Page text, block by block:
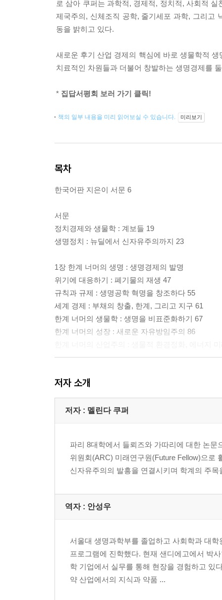
로 삼아 쿠퍼는 과학적, 경제적, 정치적, 사회적
제국주의, 신체조직 공학, 줄기세포 과학, 그리고
동을 밝히고 있다.
새로운 후기 산업 경제의 핵심에 바로 생물학적
치료적인 차원들과 더불어 창발하는 생명경제를
* 집답서평회 보러 가기 클릭!
책의 일부 내용을 미리 읽어보실 수 있습니다. 미리보기
목차
한국어판 지은이 서문 6
서문
정치경제와 생물학 : 계보들 19
생명정치 : 뉴딜에서 신자유주의까지 23
1장 한계 너머의 생명 : 생명경제의 발명
위기에 대응하기 : 폐기물의 재생 47
규칙과 규제 : 생명공학 혁명을 창조하다 55
세계 경제 : 부채의 창출, 한계, 그리고 지구 61
한계 너머의 생물학 : 생명을 비표준화하기 67
한계 너머의 성장 : 새로운 자유방임주의 86
TRIPs와 새로운 제약 제국주의 106
삶과 죽음에 대한 셈 : 금융화, 부채, 그리고 신제국
전염의 군사화 : 전 지구적 안보 위협이 된 AIDS 119
3장 선제적인 출현 : 테러와의 전쟁, 그 생물학적 전
전쟁 중인 세균 141
재출현한 창발성 146
선제성 165
창발의 경제학 178
간주 187
저자 소개
저자 : 멜린다 쿠퍼
파리 8대학에서 들뢰즈와 가따리에 대한 논
위원회(ARC) 미래연구원(Future Fellow)으로
신자유주의의 발흥을 연결시키며 학계의 주
역자 : 안성우
서울대 생명과학부를 졸업하고 사회학과 대
프로그램에 진학했다. 현재 샌디에고에서 박
학 기업에서 실무를 통해 현장을 경험하고 있
약 산업에서의 지식과 약품 ...